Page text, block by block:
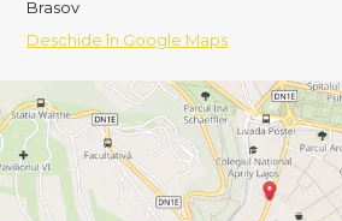
Brasov
Deschide în Google Maps